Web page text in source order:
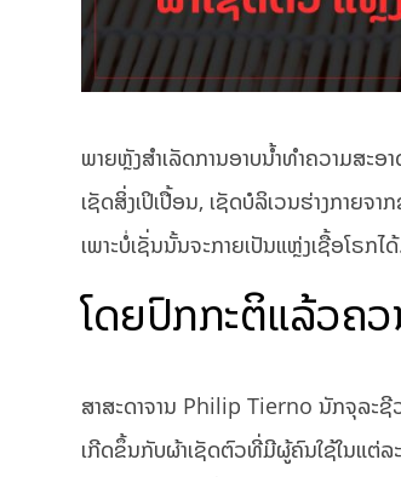
ພາຍຫຼັງສຳເລັດການອາບນໍ້າທຳຄວາມສະ
ເຊັດສິ່ງເປິເປື້ອນ, ເຊັດບໍລິເວນຮ່າງກາຍ
ເພາະບໍ່ເຊັ່ນນັ້ນຈະກາຍເປັນແຫຼ່ງເຊື້ອໂຣກໄ
ໂດຍປົກກະຕິແລ້ວຄ
ສາສະດາຈານ Philip Tierno ນັກຈຸລະ
ເກີດຂຶ້ນກັບຜ້າເຊັດຕົວທີ່ມີຜູ້ຄົນໃຊ້ໃນແຕ່ລ